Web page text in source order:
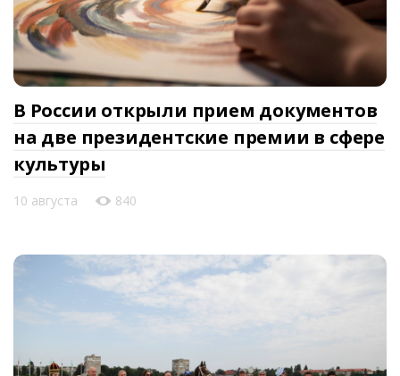
В России открыли прием документов
на две президентские премии в сфере
культуры
10 августа 840